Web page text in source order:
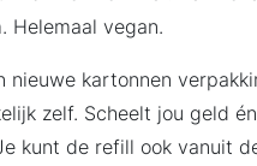
Helemaal vegan.
nieuwe kartonnen
zelf. Scheelt jou geld
kunt de refill ook vanuit